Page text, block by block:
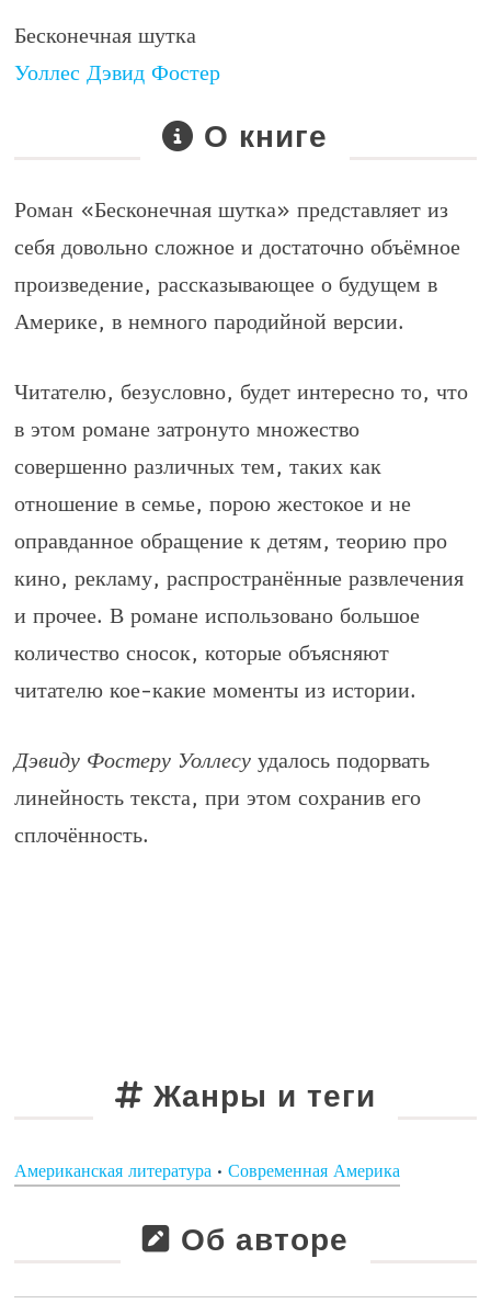
Бесконечная шутка
Уоллес Дэвид Фостер
О книге
Роман «Бесконечная шутка» представляет из
себя довольно сложное и достаточно объёмное
произведение, рассказывающее о будущем в
Америке, в немного пародийной версии.
Читателю, безусловно, будет интересно то, что
в этом романе затронуто множество
совершенно различных тем, таких как
отношение в семье, порою жестокое и не
оправданное обращение к детям, теорию про
кино, рекламу, распространённые развлечения
и прочее. В романе использовано большое
количество сносок, которые объясняют
читателю кое-какие моменты из истории.
Дэвиду Фостеру Уоллесу удалось подорвать
линейность текста, при этом сохранив его
сплочённость.
Жанры и теги
Американская литература •Современная Америка
Об авторе